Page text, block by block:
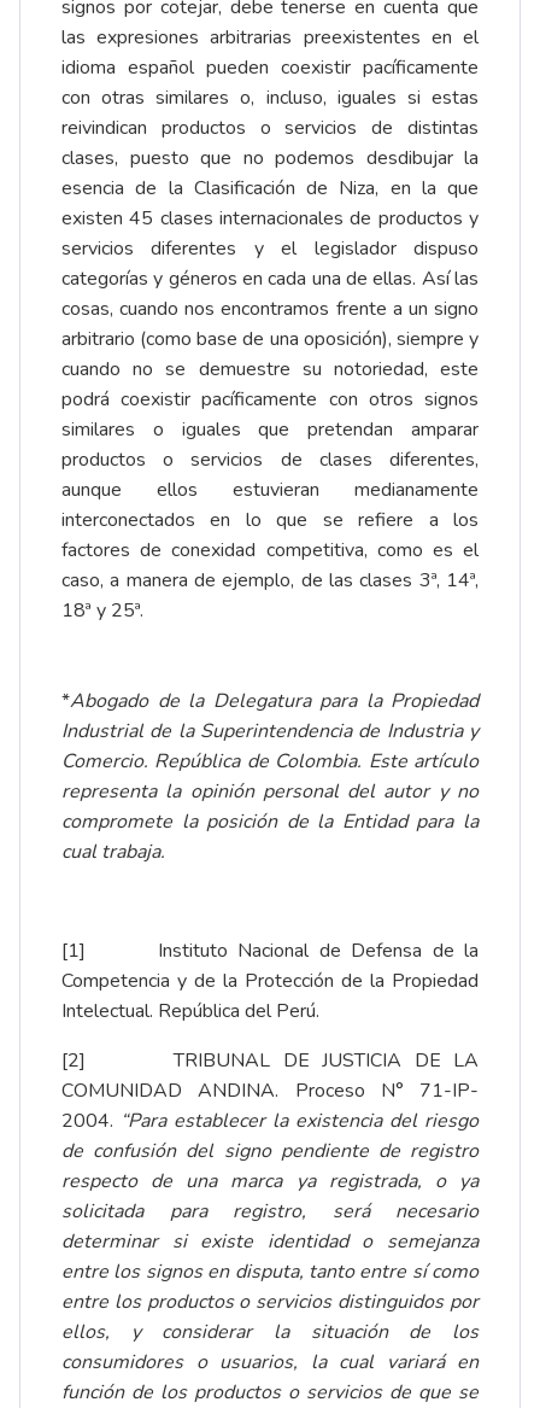
signos por cotejar, debe tenerse en cuenta que
las expresiones arbitrarias preexistentes en el
idioma español pueden coexistir pacíficamente
con otras similares o, incluso, iguales si estas
reivindican productos o servicios de distintas
clases, puesto que no podemos desdibujar la
esencia de la Clasificación de Niza, en la que
existen 45 clases internacionales de productos y
servicios diferentes y el legislador dispuso
categorías y géneros en cada una de ellas. Así las
cosas, cuando nos encontramos frente a un signo
arbitrario (como base de una oposición), siempre y
cuando no se demuestre su notoriedad, este
podrá coexistir pacíficamente con otros signos
similares o iguales que pretendan amparar
productos o servicios de clases diferentes,
aunque ellos estuvieran medianamente
interconectados en lo que se refiere a los
factores de conexidad competitiva, como es el
caso, a manera de ejemplo, de las clases 3ª, 14ª,
18ª y 25ª.
*Abogado de la Delegatura para la Propiedad
Industrial de la Superintendencia de Industria y
Comercio. República de Colombia. Este artículo
representa la opinión personal del autor y no
compromete la posición de la Entidad para la
cual trabaja.
[1] Instituto Nacional de Defensa de la
Competencia y de la Protección de la Propiedad
Intelectual. República del Perú.
[2] TRIBUNAL DE JUSTICIA DE LA
COMUNIDAD ANDINA. Proceso N° 71-IP-
2004. “Para establecer la existencia del riesgo
de confusión del signo pendiente de registro
respecto de una marca ya registrada, o ya
solicitada para registro, será necesario
determinar si existe identidad o semejanza
entre los signos en disputa, tanto entre sí como
entre los productos o servicios distinguidos por
ellos, y considerar la situación de los
consumidores o usuarios, la cual variará en
función de los productos o servicios de que se